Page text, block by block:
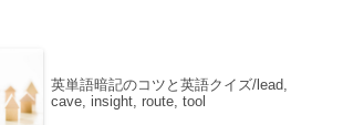
英単語暗記のコツと英語クイズ/lead,
cave, insight, route, tool